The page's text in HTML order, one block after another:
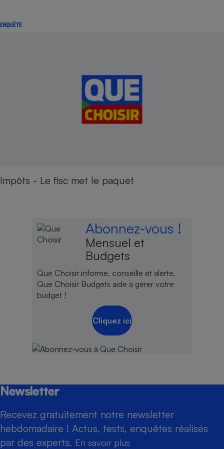
ENQUÊTE
Impôts - Le fisc met le paquet
Abonnez-vous !
Mensuel et
Budgets
Que Choisir informe, conseille et alerte.
Que Choisir Budgets aide à gérer votre
budget !
Cliquez ici
Newsletter
Recevez gratuitement notre newsletter
hebdomadaire ! Actus, tests, enquêtes réalisés
par des experts. En savoir plus